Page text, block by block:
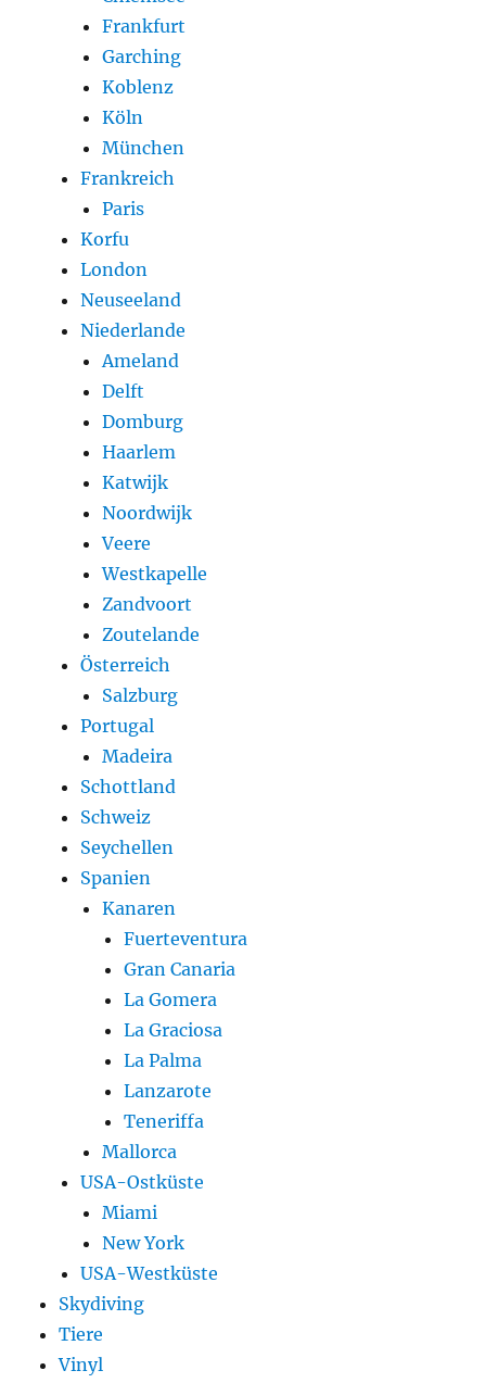
Frankfurt
Garching
Koblenz
Köln
München
Frankreich
Paris
Korfu
London
Neuseeland
Niederlande
Ameland
Delft
Domburg
Haarlem
Katwijk
Noordwijk
Veere
Westkapelle
Zandvoort
Zoutelande
Österreich
Salzburg
Portugal
Madeira
Schottland
Schweiz
Seychellen
Spanien
Kanaren
Fuerteventura
Gran Canaria
La Gomera
La Graciosa
La Palma
Lanzarote
Teneriffa
Mallorca
USA-Ostküste
Miami
New York
USA-Westküste
Skydiving
Tiere
Vinyl